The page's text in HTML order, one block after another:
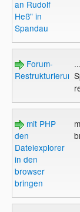
an Rudolf
Heß" in
Spandau
Forum-
Restrukturierung
mit PHP
den
Dateiexplorer
in den
browser
bringen